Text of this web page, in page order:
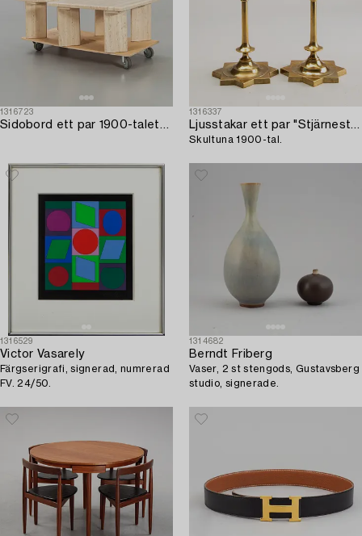
1316723 1316337
Skultuna 1900-tal.
1316529
Victor Vasarely
Färgserigrafi, signerad, numrerad
FV. 24/50.
1314682
Berndt Friberg
Vaser, 2 st stengods, Gustavsberg
studio, signerade.